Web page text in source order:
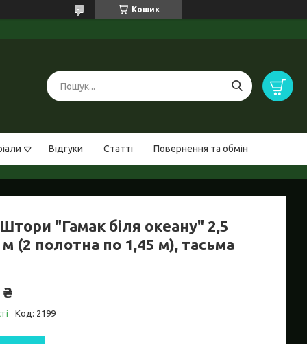
Кошик
Відгуки Статті Повернення та обмін
"Гамак біля океану" 2,5
(2 полотна по 1,45 м), тасьма
Код: 2199